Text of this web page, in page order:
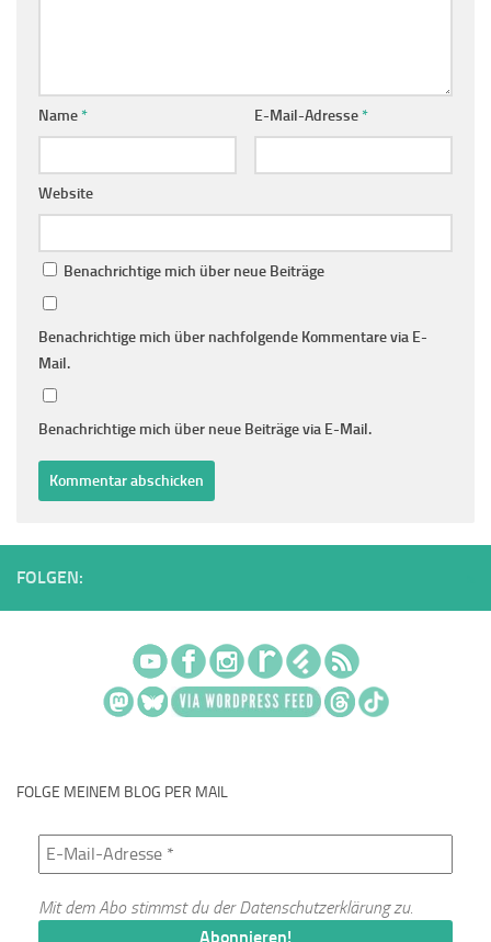
Name* E-Mail-Adresse*
Website
Benachrichtige mich über neue Beiträge
Benachrichtige mich über nachfolgende Kommentare via E-
Mail.
Benachrichtige mich über neue Beiträge via E-Mail.
FOLGEN:
FOLGE MEINEM BLOG PER MAIL
Mit dem Abo stimmst du derDatenschutzerklärungzu.